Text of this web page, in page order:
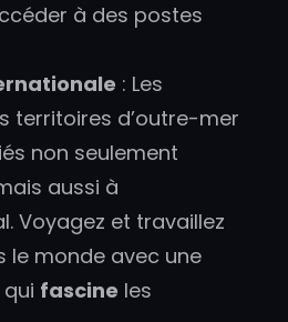
à des postes
: Les
territoires d’outre-mer
non seulement
aussi à
Voyagez et travaillez
le monde avec une
fascine les